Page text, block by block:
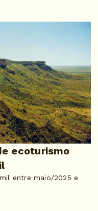
ecoturismo
entre maio/2025 e